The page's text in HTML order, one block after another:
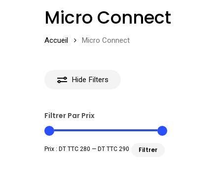
Micro Connect
Accueil Micro Connect
Hide Filters
Filtrer Par Prix
Filtrer
Prix : DT TTC 280 — DT TTC 290